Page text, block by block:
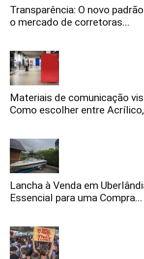
Transparência: O novo
o mercado de corretoras...
Materiais de comunicação
Como escolher entre
Lancha à Venda em
Essencial para uma Compra...